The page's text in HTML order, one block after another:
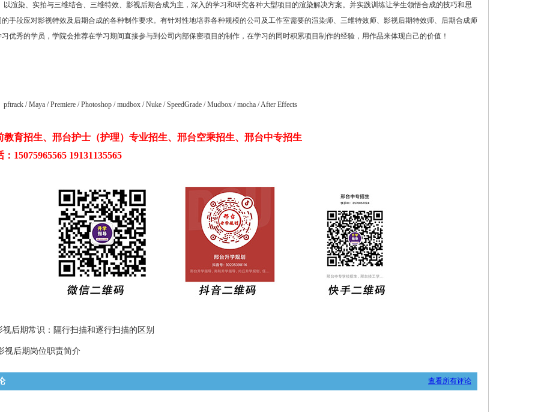
以渲染、实拍与三维结合、三维特效、影视后期合成为主，深入的学习和研究各种大型项目的渲染解决方案。并实践训练让学生领悟合成的技巧和思
手段应对影视特效及后期合成的各种制作要求。有针对性地培养各种规模的公司及工作室需要的渲染师、三维特效师、影视后期特效师、后期合成师
优秀的学员，学院会推荐在学习期间直接参与到公司内部保密项目的制作，在学习的同时积累项目制作的经验，用作品来体现自己的价值！
/ Maya / Premiere / Photoshop / mudbox / Nuke / SpeedGrade / Mudbox / mocha / After Effects
教育招生、邢台护士（护理）专业招生、邢台空乘招生、邢台中专招生
15075965565 19131135565
视后期常识：隔行扫描和逐行扫描的区别
视后期岗位职责简介
查看所有评论